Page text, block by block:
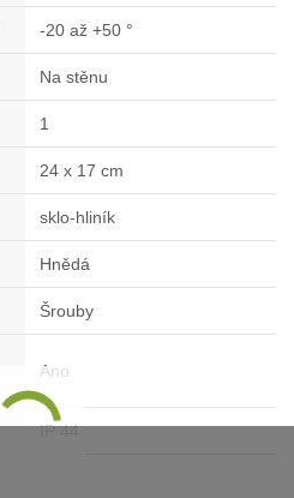
-20 až +50 °
Na stěnu
1
24 x 17 cm
sklo-hliník
Hnědá
Šrouby
Ano
IP 44